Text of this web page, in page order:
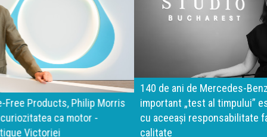
140 de ani de Mercedes-Benz. Ramona Pîrlog: Cel mai
important „test al timpului” este să inovăm constant, dar
cu aceeași responsabilitate față de oameni, siguranță și
calitate